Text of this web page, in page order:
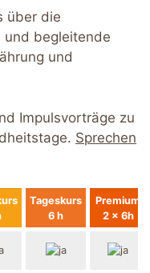
über die
und begleitende
und
Impulsvorträge zu
Sprechen
Tageskurs
6 h
Premium
2 x 6h